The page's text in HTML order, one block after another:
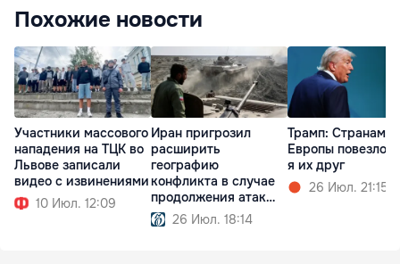
Похожие новости
Участники массового
нападения на ТЦК во
Львове записали
видео с извинениями
10 Июл. 12:09
Иран пригрозил
расширить
географию
конфликта в случае
продолжения атак
США26 Июл. 18:14
Трамп: Cтранам
Европы повезло,
я их друг
26 Июл. 21:15